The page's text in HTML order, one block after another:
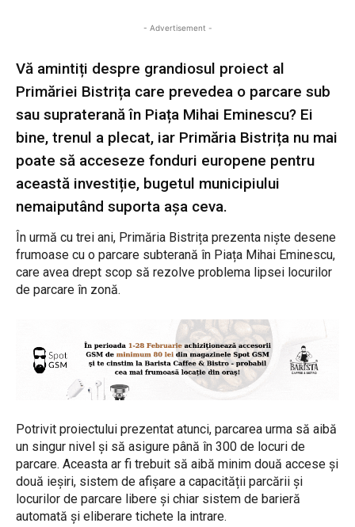
- Advertisement -
Vă amintiți despre grandiosul proiect al
Primăriei Bistrița care prevedea o parcare sub
sau supraterană în Piața Mihai Eminescu? Ei
bine, trenul a plecat, iar Primăria Bistrița nu mai
poate să acceseze fonduri europene pentru
această investiție, bugetul municipiului
nemaiputând suporta așa ceva.
În urmă cu trei ani, Primăria Bistrița prezenta niște desene
frumoase cu o parcare subterană în Piața Mihai Eminescu,
care avea drept scop să rezolve problema lipsei locurilor
de parcare în zonă.
Potrivit proiectului prezentat atunci, parcarea urma să aibă
un singur nivel și să asigure până în 300 de locuri de
parcare. Aceasta ar fi trebuit să aibă minim două accese și
două ieșiri, sistem de afișare a capacității parcării și
locurilor de parcare libere și chiar sistem de barieră
automată și eliberare tichete la intrare.